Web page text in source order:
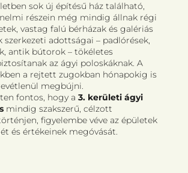
sok új építésű ház található,
részein még mindig állnak régi
vastag falú bérházak és galériás
szerkezeti adottságai – padlórések,
antik bútorok – tökéletes
az ágyi poloskáknak. A
a rejtett zugokban hónapokig is
megbújni.
fontos, hogy a 3. kerületi ágyi
mindig szakszerű, célzott
figyelembe véve az épületek
és értékeinek megóvását.